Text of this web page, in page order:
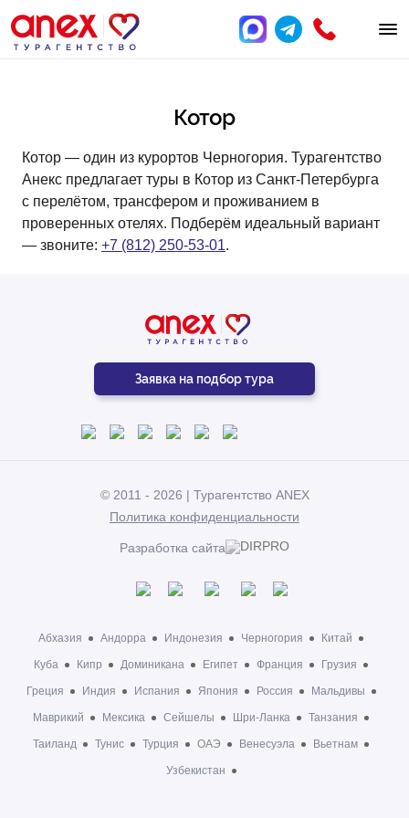
Котор
Котор — один из курортов Черногория. Турагентство
Анекс предлагает туры в Котор из Санкт-Петербурга
с перелётом, трансфером и проживанием в
проверенных отелях. Подберём идеальный вариант
— звоните: +7 (812) 250-53-01.
Заявка на подбор тура
© 2011 - 2026 | Турагентство ANEX
Политика конфиденциальности
Разработка сайта
Абхазия Андорра Индонезия Черногория Китай
Куба Кипр Доминикана Египет Франция Грузия
Греция Индия Испания Япония Россия Мальдивы
Маврикий Мексика Сейшелы Шри-Ланка Танзания
Таиланд Тунис Турция ОАЭ Венесуэла Вьетнам
Узбекистан